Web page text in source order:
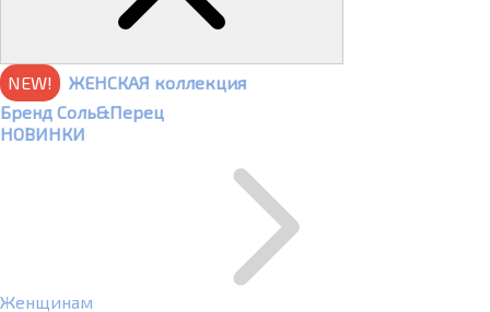
NEW!
ЖЕНСКАЯ коллекция
Бренд Соль&Перец
НОВИНКИ
Женщинам